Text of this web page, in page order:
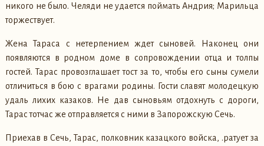
никого не было. Челяди не удается поймать Андрия; Марильца
торжествует.
Жена Тараса с нетерпением ждет сыновей. Наконец они
появляются в родном доме в сопровождении отца и толпы
гостей. Тарас провозглашает тост за то, чтобы его сыны сумели
отличиться в бою с врагами родины. Гости славят молодецкую
удаль лихих казаков. Не дав сыновьям отдохнуть с дороги,
Тарас тотчас же отправляется с ними в Запорожскую Сечь.
Приехав в Сечь, Тарас, полковник казацкого войска, .ратует за